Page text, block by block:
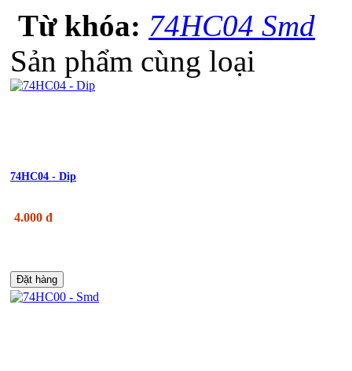
Từ khóa: 74HC04 Smd
Sản phẩm cùng loại
74HC04 - Dip
4.000 đ
Đặt hàng